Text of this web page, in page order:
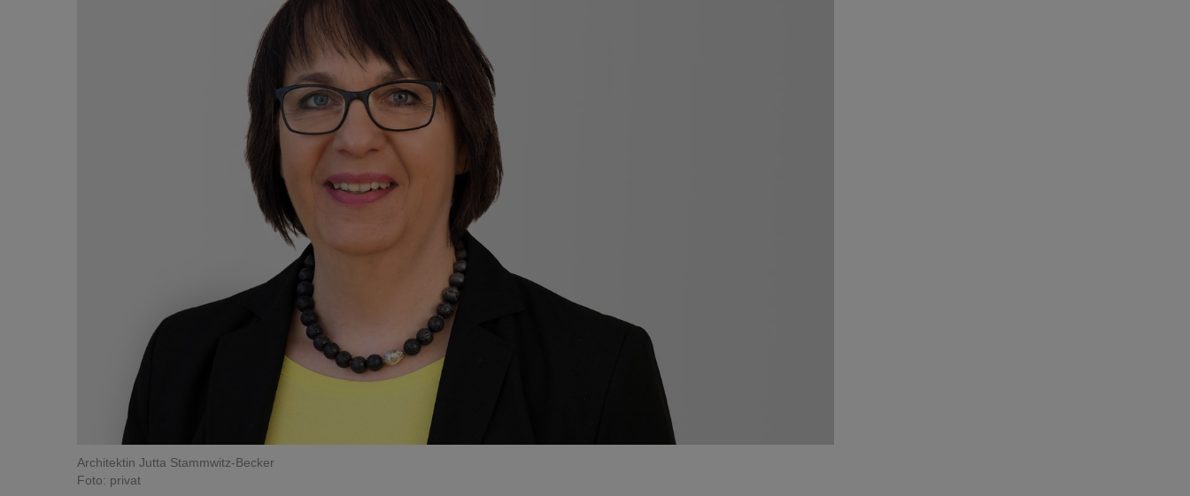
Architektin Jutta Stammwitz-Becker
Foto: privat